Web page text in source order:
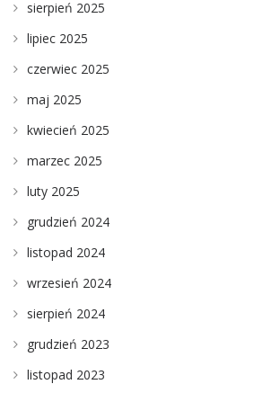
sierpień 2025
lipiec 2025
czerwiec 2025
maj 2025
kwiecień 2025
marzec 2025
luty 2025
grudzień 2024
listopad 2024
wrzesień 2024
sierpień 2024
grudzień 2023
listopad 2023